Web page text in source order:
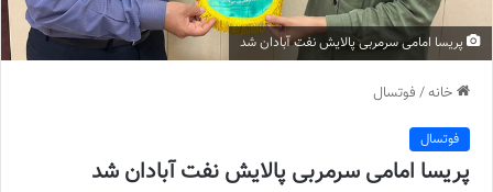
پریسا امامی سرمربی پالایش نفت آبادان شد
خانه/ فوتسال
فوتسال
پریسا امامی سرمربی پالایش نفت آبادان شد